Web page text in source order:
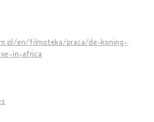
en/filmoteka/praca/de-koning-
in-africa